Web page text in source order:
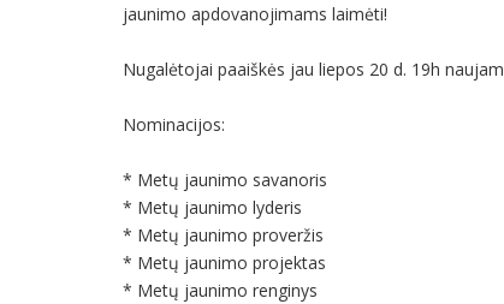
jaunimo apdovanojimams laimėti!
Nugalėtojai paaiškės jau liepos 20 d. 19h
Nominacijos:
* Metų jaunimo savanoris
* Metų jaunimo lyderis
* Metų jaunimo proveržis
* Metų jaunimo projektas
* Metų jaunimo renginys